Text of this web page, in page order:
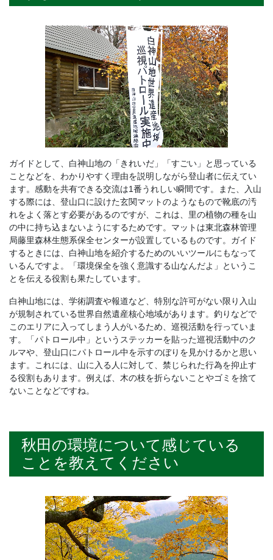
ガイドとして、白神山地の「きれいだ」「すごい」と思っている
ことなどを、わかりやすく理由を説明しながら登山者に伝えてい
ます。感動を共有できる交流は1番うれしい瞬間です。また、入山
する際には、登山口に設けた玄関マットのようなもので靴底の汚
れをよく落とす必要があるのですが、これは、里の植物の種を山
の中に持ち込まないようにするためです。マットは東北森林管理
局藤里森林生態系保全センターが設置しているものです。ガイド
するときには、白神山地を紹介するためのいいツールにもなって
いるんですよ。「環境保全を強く意識する山なんだよ」というこ
とを伝える役割も果たしています。
白神山地には、学術調査や報道など、特別な許可がない限り入山
が規制されている世界自然遺産核心地域があります。釣りなどで
このエリアに入ってしまう人がいるため、巡視活動を行っていま
す。「パトロール中」というステッカーを貼った巡視活動中のク
ルマや、登山口にパトロール中を示すのぼりを見かけるかと思い
ます。これには、山に入る人に対して、禁じられた行為を抑止す
る役割もあります。例えば、木の枝を折らないことやゴミを捨て
ないことなどですね。
秋田の環境について感じている
ことを教えてください